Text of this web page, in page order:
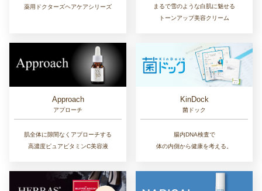
薬用ドクターズヘアケアシリーズ
まるで雪のような白肌に魅せる
トーンアップ美容クリーム
Approach
アプローチ
肌全体に隙間なくアプローチする
高濃度ピュアビタミンC美容液
KinDock
菌ドック
腸内DNA検査で
体の内側から健康を考える。